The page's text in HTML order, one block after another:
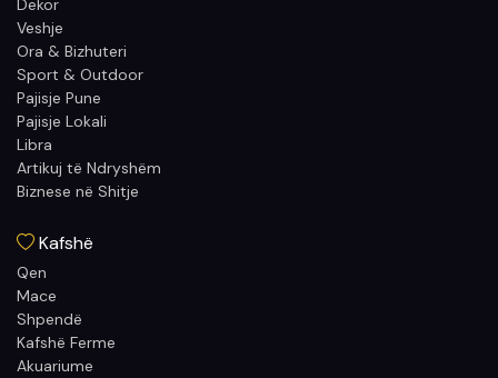
Dekor
Veshje
Ora & Bizhuteri
Sport & Outdoor
Pajisje Pune
Pajisje Lokali
Libra
Artikuj të Ndryshëm
Biznese në Shitje
Kafshë
Qen
Mace
Shpendë
Kafshë Ferme
Akuariume